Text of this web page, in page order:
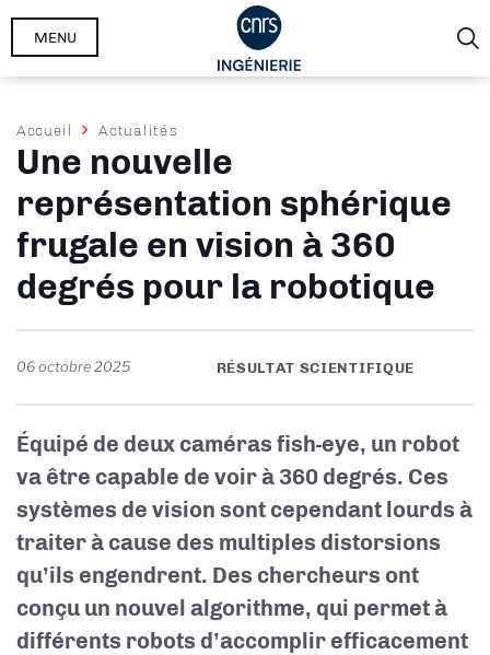
Aller
MENU
Fil
d'Ariane
Accueil Actualités
Une nouvelle
représentation sphérique
frugale en vision à 360
degrés pour la robotique
06 octobre 2025 RÉSULTAT SCIENTIFIQUE
Équipé de deux caméras fish-eye, un robot
va être capable de voir à 360 degrés. Ces
systèmes de vision sont cependant lourds à
traiter à cause des multiples distorsions
qu’ils engendrent. Des chercheurs ont
conçu un nouvel algorithme, qui permet à
différents robots d’accomplir efficacement